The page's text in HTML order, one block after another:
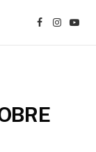
Facebook